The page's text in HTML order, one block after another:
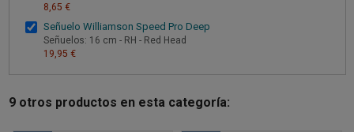
8,65 €
Señuelo Williamson Speed Pro Deep
Señuelos: 16 cm - RH - Red Head
19,95 €
9 otros productos en esta categoría: